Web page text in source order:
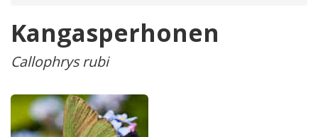
Kangasperhonen
Callophrys rubi